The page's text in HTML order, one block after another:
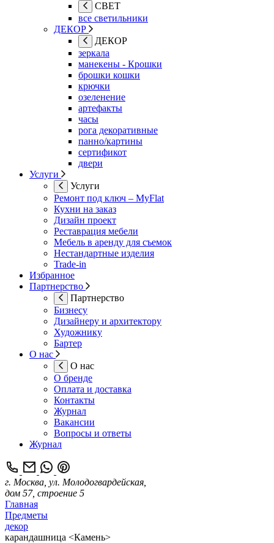
СВЕТ
все светильники
ДЕКОР
ДЕКОР
зеркала
манекены - Крошки
брошки кошки
крючки
озеленение
артефакты
часы
рога декоративные
панно/картины
сертификот
двери
Услуги
Услуги
Ремонт под ключ – MyFlat
Кухни на заказ
Дизайн проект
Реставрация мебели
Мебель в аренду для съемок
Нестандартные изделия
Trade-in
Избранное
Партнерство
Партнерство
Бизнесу
Дизайнеру и архитектору
Художнику
Бартер
О нас
О нас
О бренде
Оплата и доставка
Контакты
Журнал
Вакансии
Вопросы и ответы
Журнал
г. Москва, ул. Молодогвардейская,
дом 57, строение 5
Главная
Предметы
декор
карандашница <Камень>